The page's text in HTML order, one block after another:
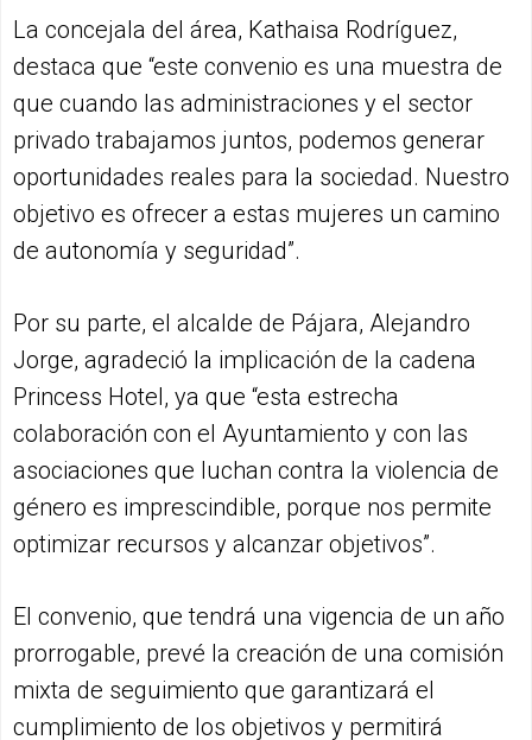
La concejala del área, Kathaisa Rodríguez,
destaca que “este convenio es una muestra de
que cuando las administraciones y el sector
privado trabajamos juntos, podemos generar
oportunidades reales para la sociedad. Nuestro
objetivo es ofrecer a estas mujeres un camino
de autonomía y seguridad”.
Por su parte, el alcalde de Pájara, Alejandro
Jorge, agradeció la implicación de la cadena
Princess Hotel, ya que “esta estrecha
colaboración con el Ayuntamiento y con las
asociaciones que luchan contra la violencia de
género es imprescindible, porque nos permite
optimizar recursos y alcanzar objetivos”.
El convenio, que tendrá una vigencia de un año
prorrogable, prevé la creación de una comisión
mixta de seguimiento que garantizará el
cumplimiento de los objetivos y permitirá